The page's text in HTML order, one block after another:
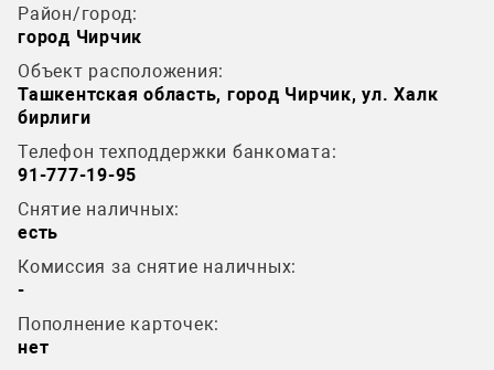
Район/город:
город Чиpчик
Объект расположения:
Ташкентская область, город Чирчик, ул. Халк
бирлиги
Телефон техподдержки банкомата:
91-777-19-95
Снятие наличных:
есть
Комиссия за снятие наличных:
-
Пополнение карточек:
нет